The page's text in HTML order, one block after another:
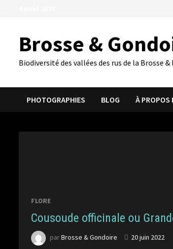
Brosse &
Biodiversité des vallées des rus de la Brosse &
PHOTOGRAPHIES BLOG À PROPOS
FLORE
Cousoude officinale ou
parBrosse & Gondoire 20 juin 2022